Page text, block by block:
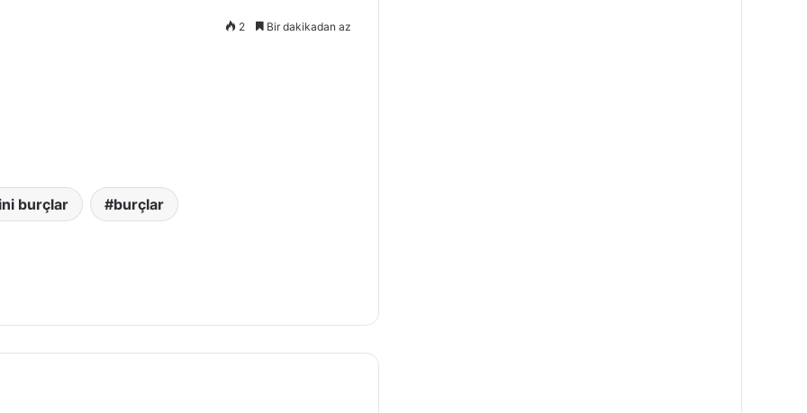
2 Bir dakikadan az
burçlar burçlar